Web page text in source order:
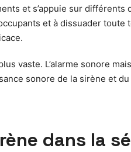
et s’appuie sur
et à dissuader
vaste. L’alarme sonore
sonore de la sirène et
dans la